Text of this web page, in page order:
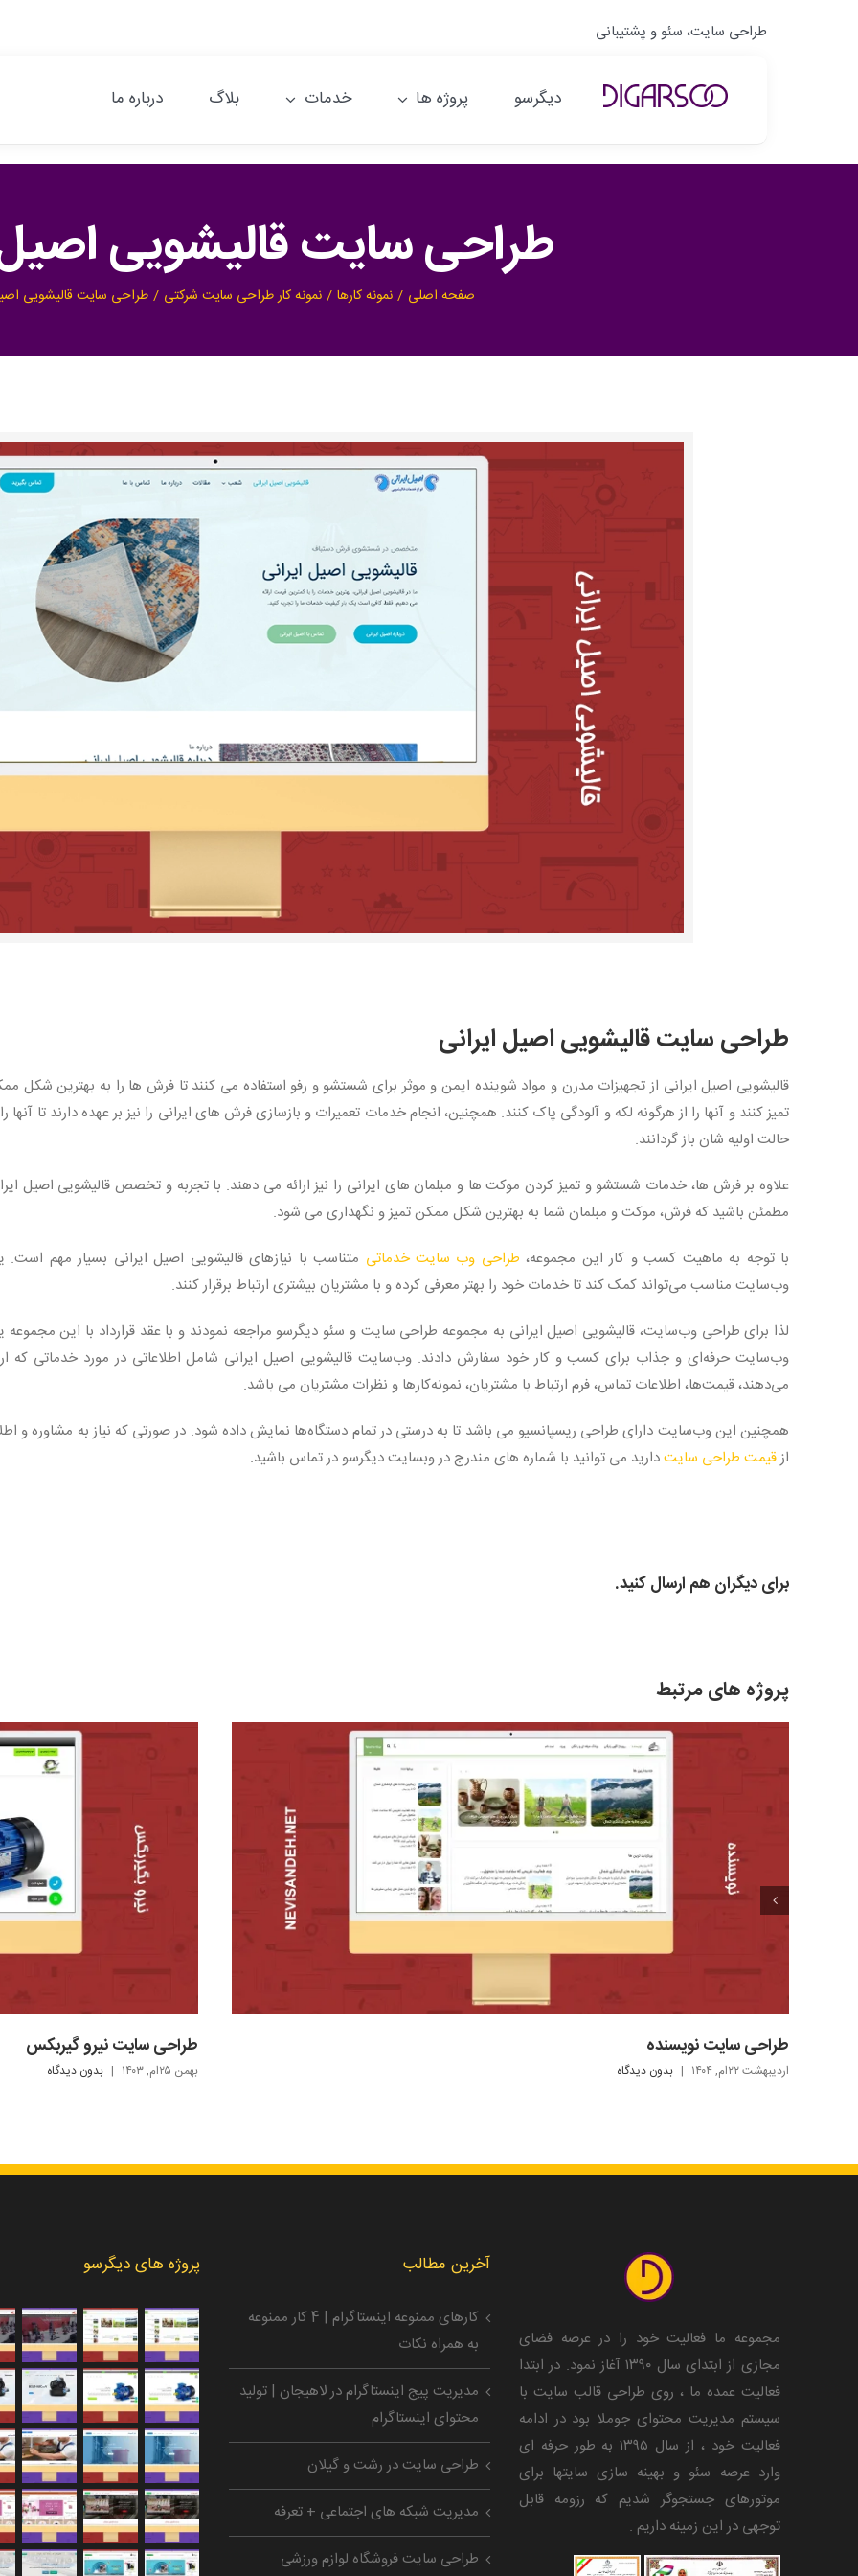
طراحی سایت، سئو و پشتیبانی
دیگرسو پروژه ها خدمات بلاگ درباره ما
طراحی سایت قالیشویی اصیل
صفحه اصلی نمونه کارها نمونه کار طراحی سایت شرکتی طراحی سایت قالیشویی
طراحی سایت قالیشویی اصیل ایرانی
قالیشویی اصیل ایرانی از تجهیزات مدرن و مواد شوینده ایمن و موثر برای شستشو و رفو استفاده می کنند تا فرش ها را به بهترین شکل
تمیز کنند و آنها را از هرگونه لکه و آلودگی پاک کنند. همچنین، انجام خدمات تعمیرات و بازسازی فرش های ایرانی را نیز بر عهده دارند تا آنها
حالت اولیه شان باز گردانند.
علاوه بر فرش ها، خدمات شستشو و تمیز کردن موکت ها و مبلمان های ایرانی را نیز ارائه می دهند. با تجربه و تخصص قالیشویی اصیل
مطمئن باشید که فرش، موکت و مبلمان شما به بهترین شکل ممکن تمیز و نگهداری می شود.
با توجه به ماهیت کسب و کار این مجموعه، طراحی وب سایت خدماتی متناسب با نیازهای قالیشویی اصیل ایرانی بسیار مهم
وب‌سایت مناسب می‌تواند کمک کند تا خدمات خود را بهتر معرفی کرده و با مشتریان بیشتری ارتباط برقرار کنند.
لذا برای طراحی وب‌سایت، قالیشویی اصیل ایرانی به مجموعه‌ طراحی سایت و سئو دیگرسو مراجعه نمودند و با عقد قرارداد با این
وب‌سایت حرفه‌ای و جذاب برای کسب و کار خود سفارش دادند. وب‌سایت قالیشویی اصیل ایرانی شامل اطلاعاتی در مورد خدماتی که
می‌دهند، قیمت‌ها، اطلاعات تماس، فرم ارتباط با مشتریان، نمونه‌کارها و نظرات مشتریان می باشد.
همچنین این وب‌سایت دارای طراحی ریسپانسیو می باشد تا به درستی در تمام دستگاه‌ها نمایش داده شود. در صورتی که نیاز به مشاوره و
ازقیمت طراحی سایتدارید می توانید با شماره های مندرج در وبسایت دیگرسو در تماس باشید.
برای دیگران هم ارسال کنید.
پروژه های مرتبط
طراحی سایت نویسنده
اردیبهشت ۲۲ام, ۱۴۰۴ | بدون ديدگاه
طراحی سایت نیرو گیربکس
بهمن ۲۵ام, ۱۴۰۳ | بدون ديدگاه
مجموعه ما فعالیت خود را در عرصه فضای
مجازی از ابتدای سال ۱۳۹۰ آغاز نمود. در ابتدا
فعالیت عمده ما ، روی طراحی قالب سایت با
سیستم مدیریت محتوای جوملا بود در ادامه
فعالیت خود ، از سال ۱۳۹۵ به طور حرفه ای
وارد عرصه سئو و بهینه سازی سایتها برای
موتورهای جستجوگر شدیم که رزومه قابل
توجهی در این زمینه داریم .
آخرین مطالب
کارهای ممنوعه اینستاگرام | 4 کار ممنوعه
به همراه نکات
مدیریت پیج اینستاگرام در لاهیجان | تولید
محتوای اینستاگرام
طراحی سایت در رشت و گیلان
مدیریت شبکه های اجتماعی + تعرفه
طراحی سایت فروشگاه لوازم ورزشی
پروژه های دیگرسو